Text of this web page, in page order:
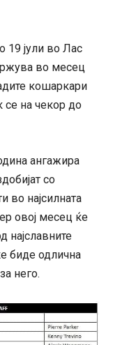
19 јули во Лас
во месец
кошаркари
се на чекор до
ангажира
со
во најсилната
овој месец ќе
најславните
биде одлична
него.